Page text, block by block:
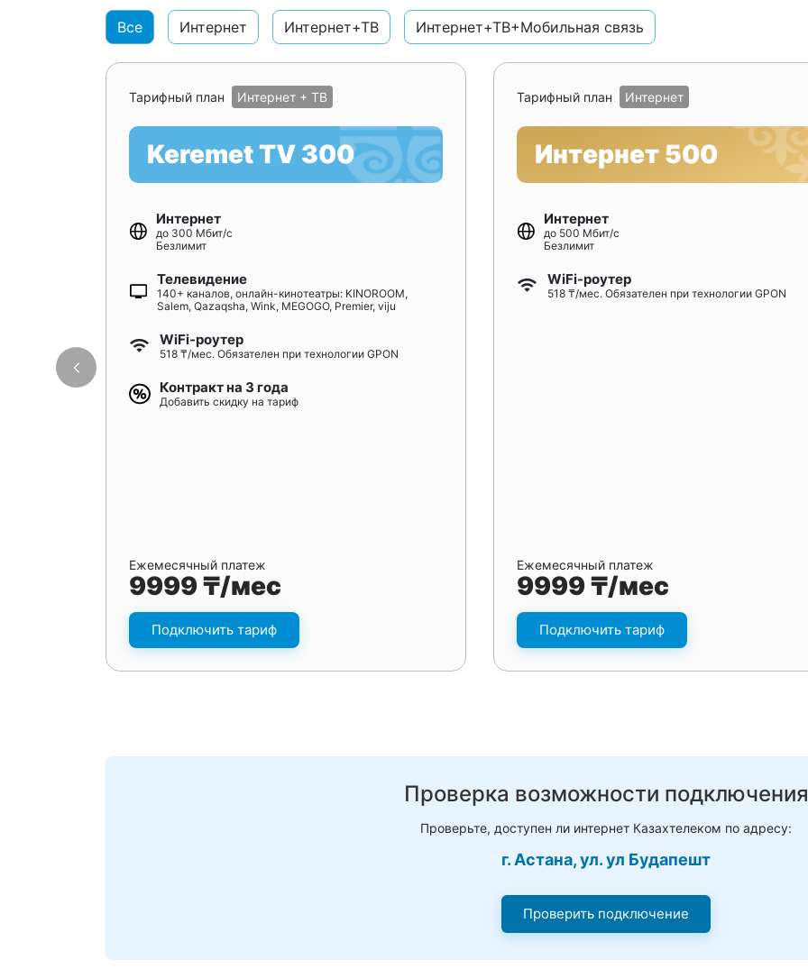
Все Интернет Интернет+ТВ Интернет+ТВ+Мобильная связь
Тарифный план Интернет + ТВ
Keremet TV 300
Интернет
до 300 Мбит/с
Безлимит
Телевидение
140+ каналов, онлайн-кинотеатры: KINOROOM,
Salem, Qazaqsha, Wink, MEGOGO, Premier, viju
WiFi-роутер
518 ₸/мес. Обязателен при технологии GPON
Контракт на 3 года
Добавить скидку на тариф
Ежемесячный платеж
9999 ₸/мес
Подключить тариф
Тарифный план Интернет
Интернет 500
Интернет
до 500 Мбит/с
Безлимит
WiFi-роутер
518 ₸/мес. Обязателен при технологии GPON
Ежемесячный платеж
9999 ₸/мес
Подключить тариф
Проверка возможности подключения
Проверьте, доступен ли интернет Казахтелеком по адресу:
г. Астана, ул. ул Будапешт
Проверить подключение